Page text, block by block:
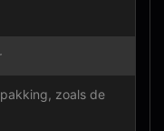
zoals de